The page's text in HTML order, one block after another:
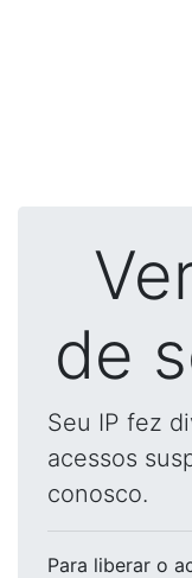
de
Seu IP fez
acessos
conosco.
Para liberar o